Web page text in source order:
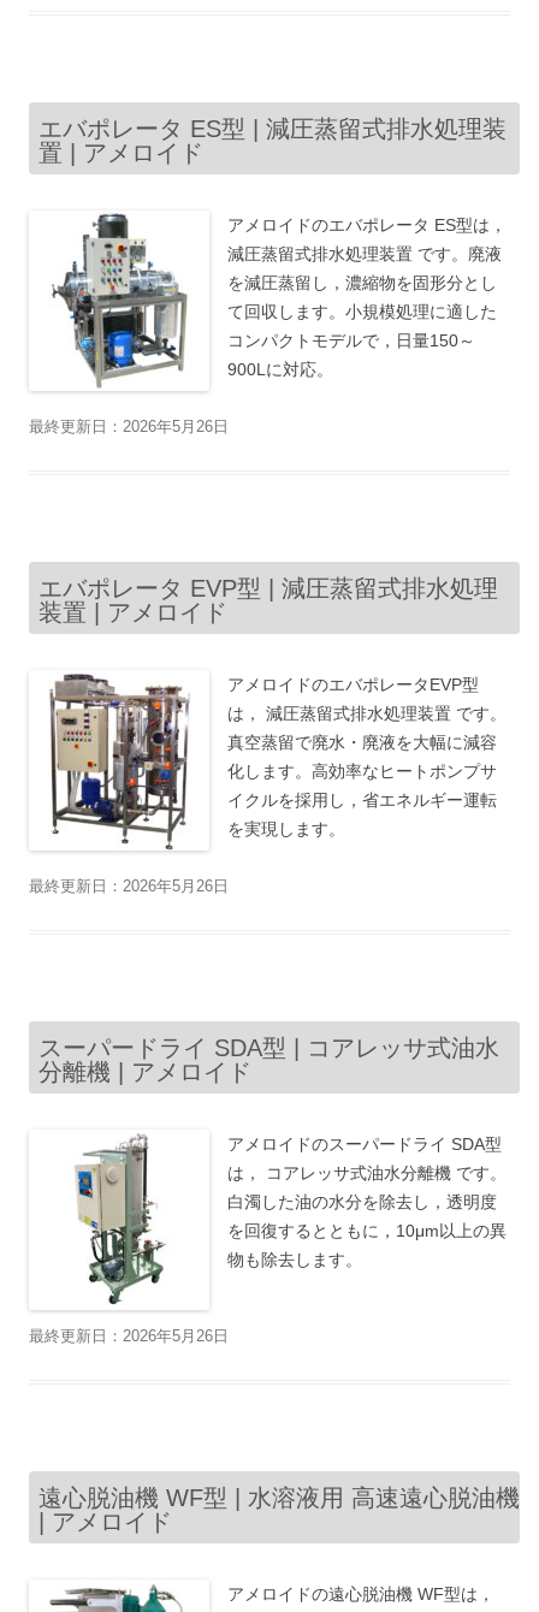
エバポレータ ES型 | 減圧蒸留式排水処理装
置 | アメロイド
アメロイドのエバポレータ ES型は，
減圧蒸留式排水処理装置 です。廃液
を減圧蒸留し，濃縮物を固形分とし
て回収します。小規模処理に適した
コンパクトモデルで，日量150～
900Lに対応。
最終更新日：2026年5月26日
エバポレータ EVP型 | 減圧蒸留式排水処理
装置 | アメロイド
アメロイドのエバポレータEVP型
は， 減圧蒸留式排水処理装置 です。
真空蒸留で廃水・廃液を大幅に減容
化します。高効率なヒートポンプサ
イクルを採用し，省エネルギー運転
を実現します。
最終更新日：2026年5月26日
スーパードライ SDA型 | コアレッサ式油水
分離機 | アメロイド
アメロイドのスーパードライ SDA型
は， コアレッサ式油水分離機 です。
白濁した油の水分を除去し，透明度
を回復するとともに，10μm以上の異
物も除去します。
最終更新日：2026年5月26日
遠心脱油機 WF型 | 水溶液用 高速遠心脱油機
| アメロイド
アメロイドの遠心脱油機 WF型は，